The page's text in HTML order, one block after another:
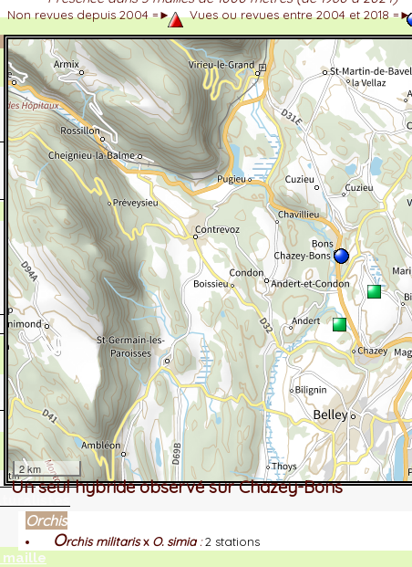
Alpes
cotations UICN)
?
maille
2 km
Un seul hybride observé sur Chazey-Bons
Orchis
Orchis militarisx O. simia:2 stations
Non revues depuis 2004 =► Vues ou revues entre 2004 et 2018 =►